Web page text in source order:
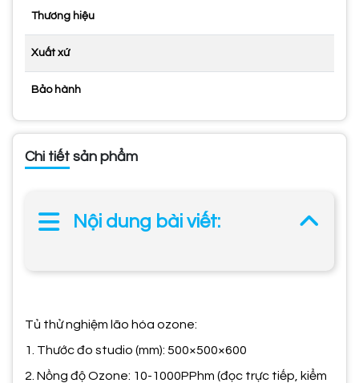
Thương hiệu
Xuất xứ
Bảo hành
Chi tiết sản phẩm
Nội dung bài viết:
Tủ thử nghiệm lão hóa ozone:
1. Thước đo studio (mm): 500×500×600
2. Nồng độ Ozone: 10-1000PPhm (đọc trực tiếp, kiểm